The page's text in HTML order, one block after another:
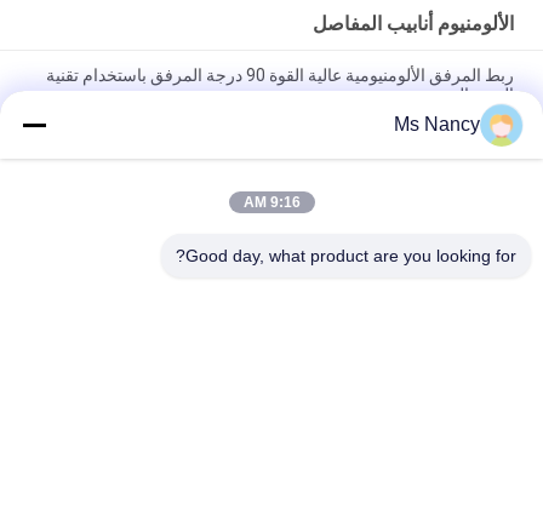
الألومنيوم أنابيب المفاصل
ربط المرفق الألومنيومية عالية القوة 90 درجة المرفق باستخدام تقنية
الصب الصب
لأنظمة الأنابيب العالية والحالات العمل الصناعية
90 درجة إمرأة حضرت أنابيب الألومنيوم المشتركة الصب الصب ذراع
Ms Nancy
9:16 AM
Good day, what product are you looking for?